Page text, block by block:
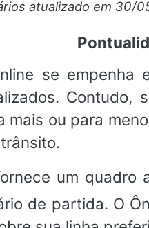
atualizado em 30/
se empenha
Contudo,
mais ou para
um quadro
de partida. O